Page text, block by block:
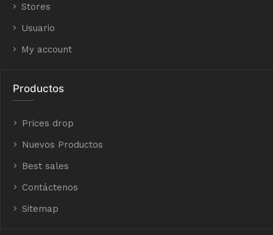
Stores
Usuario
My account
Productos
Prices drop
Nuevos Productos
Best sales
Contáctenos
Sitemap